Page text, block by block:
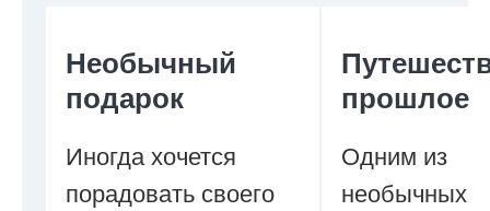
Необычный
подарок
Иногда хочется
порадовать своего
прошлое
Одним из
необычных